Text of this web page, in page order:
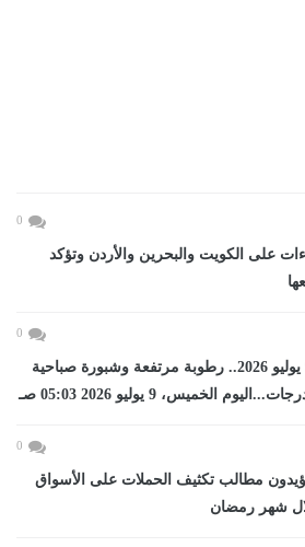
0
على الكويت والبحرين والأردن وتؤكد
0
طقس الخميس 9 يوليو 2026.. رطوبة مرتفعة وشبورة صباحية
الخميس، 9 يوليو 2026 05:03 صـ
0
يؤيدون مطالب تكثيف الحملات على الأسواق
شهر رمضان